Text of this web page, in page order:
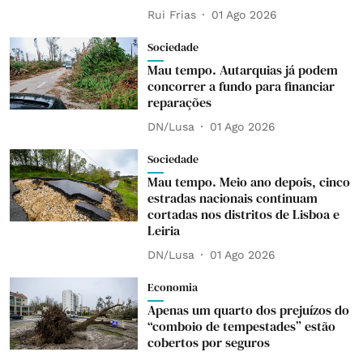
Rui Frias 01 Ago 2026
Sociedade
Mau tempo. Autarquias já podem
concorrer a fundo para financiar
reparações
DN/Lusa 01 Ago 2026
Sociedade
Mau tempo. Meio ano depois, cinco
estradas nacionais continuam
cortadas nos distritos de Lisboa e
Leiria
DN/Lusa 01 Ago 2026
Economia
Apenas um quarto dos prejuízos do
“comboio de tempestades” estão
cobertos por seguros